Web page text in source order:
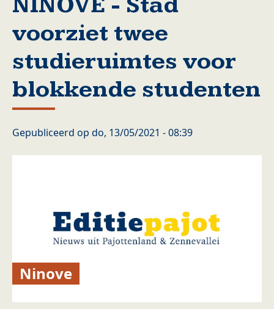
voorziet twee
studieruimtes voor
blokkende studenten
Gepubliceerd op do, 13/05/2021 - 08:39
Ninove